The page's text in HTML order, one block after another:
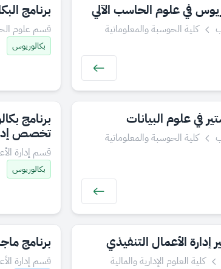
في علوم الحاسب الآلي
كلية الحوسبة والمعلوماتية
برنامج
قسم علوم
بكالوريوس
في علوم البيانات
كلية الحوسبة والمعلوماتية
برنامج
تخصص
قسم إدارة
بكالوريوس
إدارة الأعمال التنفيذي
كلية العلوم الإدارية والمالية
برنامج
قسم إدارة